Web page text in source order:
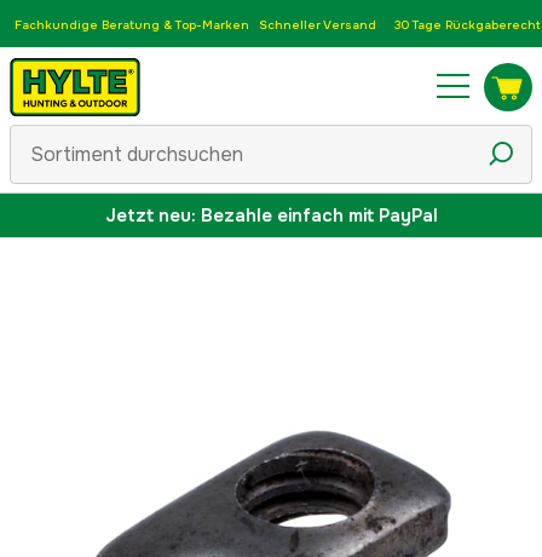
Fachkundige Beratung & Top-Marken Schneller Versand 30 Tage Rückgaberecht
Jetzt neu: Bezahle einfach mit PayPal